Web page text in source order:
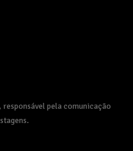
pela comunicação